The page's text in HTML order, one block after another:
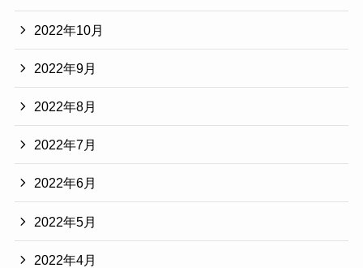
2022年10月
2022年9月
2022年8月
2022年7月
2022年6月
2022年5月
2022年4月